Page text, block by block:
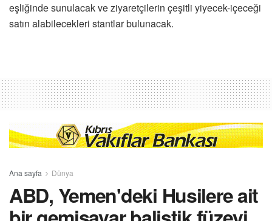
eşliğinde sunulacak ve ziyaretçilerin çeşitli yiyecek-içeceği
satın alabilecekleri stantlar bulunacak.
Ana sayfa Dünya
ABD, Yemen'deki Husilere ait